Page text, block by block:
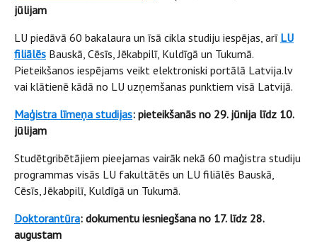
jūlijam
LU piedāvā 60 bakalaura un īsā cikla studiju iespējas, arī LU
filiālēs Bauskā, Cēsīs, Jēkabpilī, Kuldīgā un Tukumā.
Pieteikšanos iespējams veikt elektroniski portālā Latvija.lv
vai klātienē kādā no LU uzņemšanas punktiem visā Latvijā.
Maģistra līmeņa studijas: pieteikšanās no 29. jūnija līdz 10.
jūlijam
Studētgribētājiem pieejamas vairāk nekā 60 maģistra studiju
programmas visās LU fakultātēs un LU filiālēs Bauskā,
Cēsīs, Jēkabpilī, Kuldīgā un Tukumā.
Doktorantūra: dokumentu iesniegšana no 17. līdz 28.
augustam